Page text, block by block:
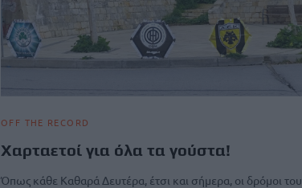
OFF THE RECORD
Χαρταετοί για όλα τα γούστα!
Όπως κάθε Καθαρά Δευτέρα, έτσι και σήμερα, οι δρόμοι του